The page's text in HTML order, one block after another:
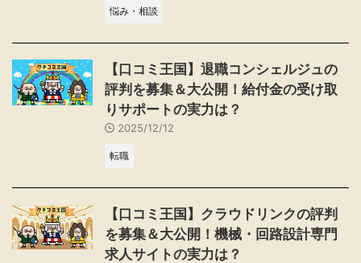
悩み・相談
【口コミ王国】退職コンシェルジュの
評判を募集＆大公開！給付金の受け取
りサポートの実力は？
2025/12/12
転職
【口コミ王国】クラウドリンクの評判
を募集＆大公開！機械・回路設計専門
求人サイトの実力は？